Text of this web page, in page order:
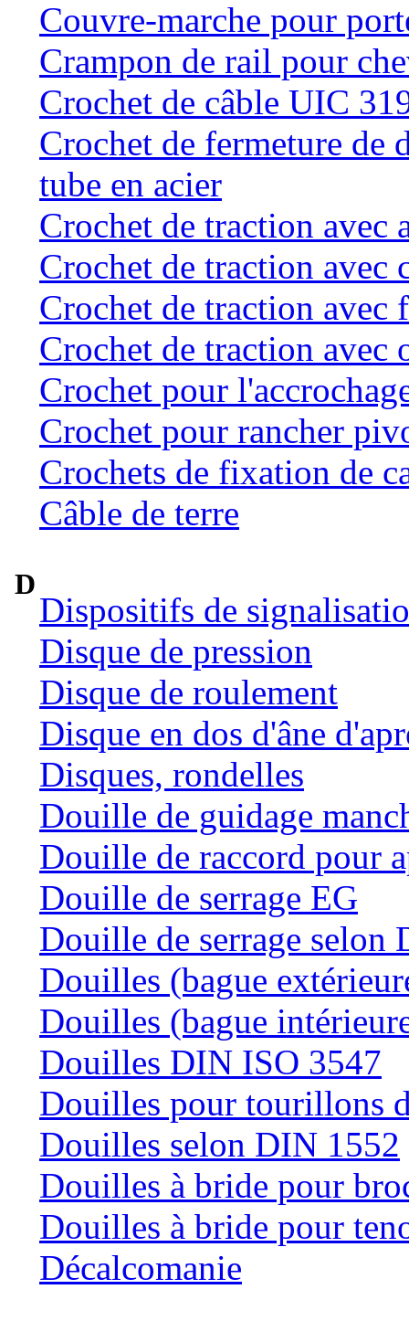
Couvre-marche pour
Crampon de rail pour
Crochet de câble UIC
Crochet de fermeture de
tube en acier
Crochet de traction avec
Crochet de traction avec
Crochet de traction avec
Crochet de traction avec
Crochet pour
Crochet pour rancher
Crochets de fixation de
Câble de terre
D
Dispositifs de
Disque de pression
Disque de roulement
Disque en dos d'âne
Disques, rondelles
Douille de guidage
Douille de raccord pour
Douille de serrage EG
Douille de serrage selon
Douilles (bague
Douilles (bague
Douilles DIN ISO 3547
Douilles pour tourillons
Douilles selon DIN 1552
Douilles à bride pour
Douilles à bride pour
Décalcomanie